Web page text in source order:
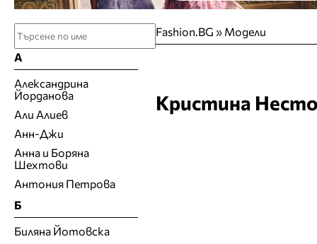
Fashion.BG » Модели
Кристина
А
Александрина
Йорданова
Али Алиев
Анн-Джи
Анна и Боряна
Шехтови
Антония Петрова
Б
Биляна Йотовска